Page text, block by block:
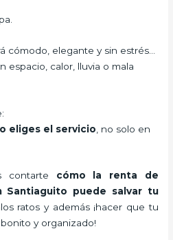
cómodo, elegante y sin estrés…
espacio, calor, lluvia o mala
eliges el servicio , no solo en
contarte cómo la renta de
Santiaguito puede salvar tu
ratos y además ¡hacer que tu
y organizado!